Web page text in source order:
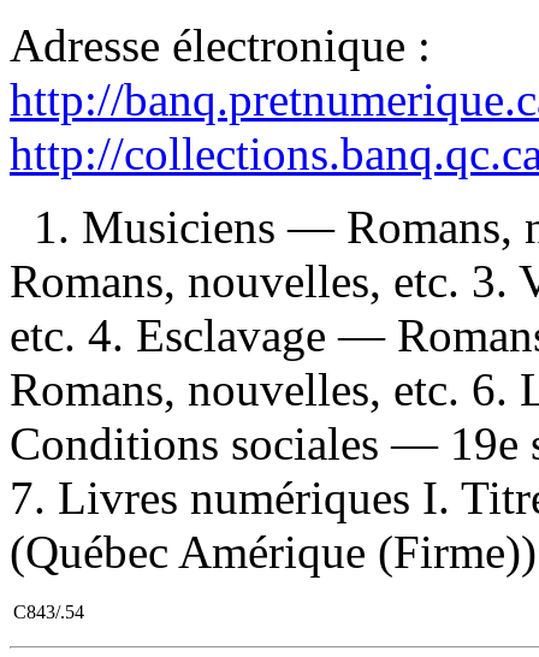
Adresse électronique :
http://
http://
1. Musiciens — Romans,
Romans, nouvelles, etc. 3.
etc. 4. Esclavage —
Romans, nouvelles, etc.
Conditions sociales — 19e
7. Livres numériques I.
(Québec Amérique (Firme))
C843/.54